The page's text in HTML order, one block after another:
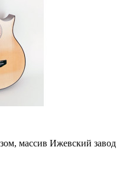
массив Ижевский завод